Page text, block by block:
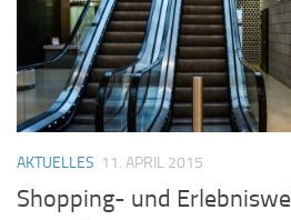
AKTUELLES 11. APRIL 2015
Shopping- und